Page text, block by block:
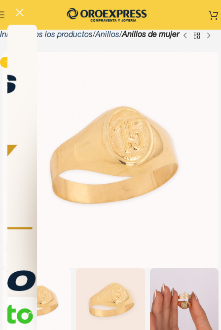
Inicio Todos los productos Anillos Anillos de mujer
-13%